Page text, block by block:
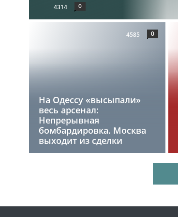
4314 0
На Одессу «высыпали»
весь арсенал:
Непрерывная
бомбардировка. Москва
выходит из сделки
4585 0